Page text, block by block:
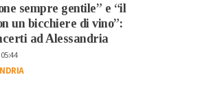
sempre gentile” e “il
un bicchiere di vino”:
ad Alessandria